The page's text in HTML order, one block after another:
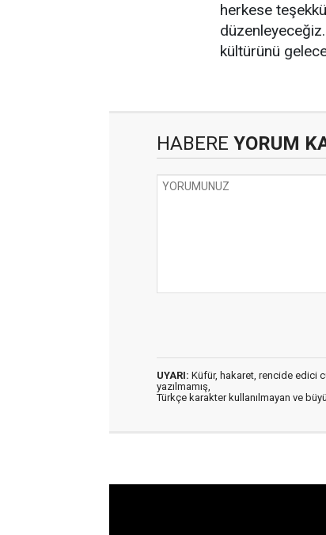
herkese
kültürünü
HABERE YORUM
UYARI: Küfür, hakaret, rencide edici
yazılmamış,
Türkçe karakter kullanılmayan ve